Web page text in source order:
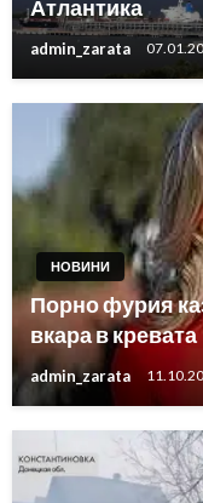
Атлантика
admin_zarata
НОВИНИ
Порно фурия
вкара в кревата
admin_zarata